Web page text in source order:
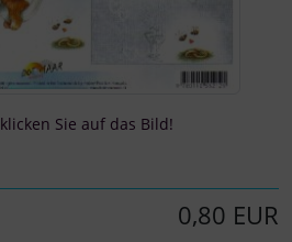
Sie auf das Bild!
0,80 EUR